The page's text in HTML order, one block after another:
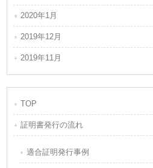
2020年1月
2019年12月
2019年11月
TOP
証明書発行の流れ
適合証明発行事例